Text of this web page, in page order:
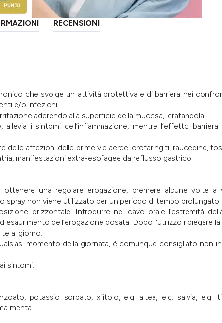
RECENSIONI
che svolge un attività protettiva e di barriera nei
e/o infezioni.
aderendo alla superficie della mucosa, idratandola.
allevia i sintomi dell’infiammazione, mentre l’effetto
delle affezioni delle prime vie aeree: orofaringiti, raucedine,
manifestazioni extra-esofagee da reflusso gastrico.
una regolare erogazione, premere alcune volte
spray non viene utilizzato per un periodo di tempo prolungato.
orizzontale. Introdurre nel cavo orale l’estremità
dell’erogazione dosata. Dopo l’utilizzo ripiegare
al giorno.
momento della giornata, è comunque consigliato non
sintomi.
potassio sorbato, xilitolo, e.g. altea, e.g. salvia, e.g.
menta.